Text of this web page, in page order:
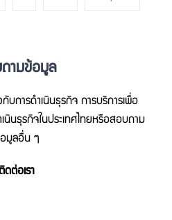
ามข้อมูล
บการดำเนินธุรกิจ การบริการเพื่อ
นินธุรกิจในประเทศไทยหรือสอบถาม
มูลอื่น ๆ
ดต่อเรา